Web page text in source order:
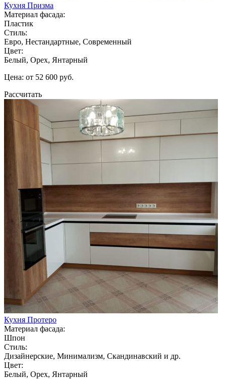
Кухня Призма
Материал фасада:
Пластик
Стиль:
Евро, Нестандартные, Современный
Цвет:
Белый, Орех, Янтарный
Цена: от 52 600 руб.
Рассчитать
Кухня Протеро
Материал фасада:
Шпон
Стиль:
Дизайнерские, Минимализм, Скандинавский и др.
Цвет:
Белый, Орех, Янтарный